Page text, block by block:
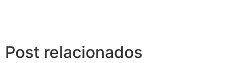
Post relacionados